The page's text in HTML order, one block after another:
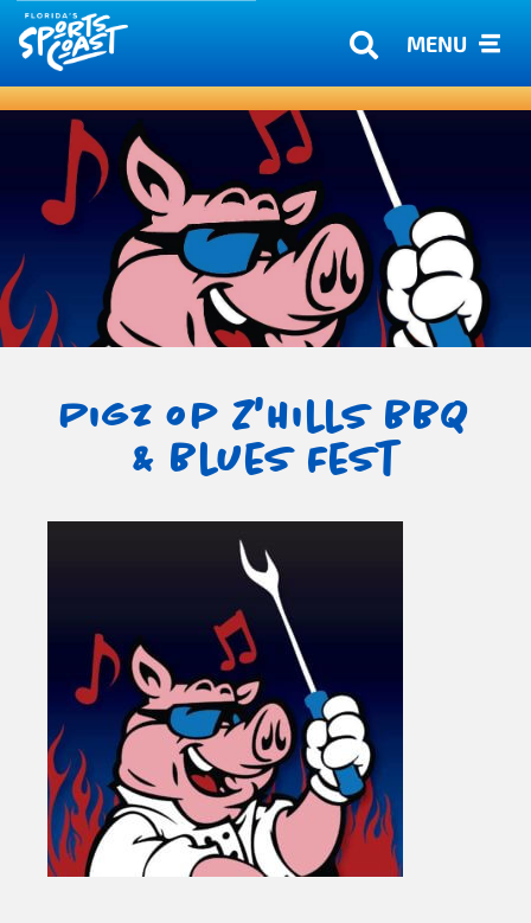
MENU
Pigz op Z'Hills BBQ
& Blues Fest